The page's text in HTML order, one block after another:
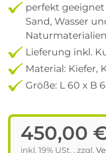
perfekt
Sand, Wasser
Naturmaterialien
Lieferung inkl.
Material: Kiefer,
Größe: L 60 x B
450,00
inkl. 19% USt. , zzgl.